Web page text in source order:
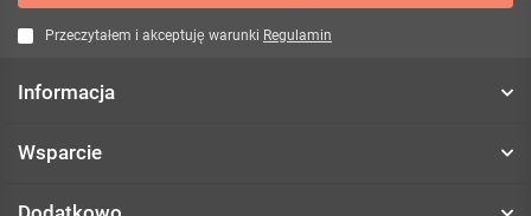
Przeczytałem i akceptuję warunki Regulamin
Informacja
Wsparcie